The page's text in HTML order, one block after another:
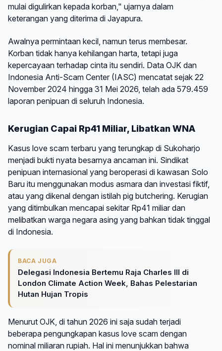
mulai digulirkan kepada korban," ujarnya dalam
keterangan yang diterima di Jayapura.
Awalnya permintaan kecil, namun terus membesar.
Korban tidak hanya kehilangan harta, tetapi juga
kepercayaan terhadap cinta itu sendiri. Data OJK dan
Indonesia Anti-Scam Center (IASC) mencatat sejak 22
November 2024 hingga 31 Mei 2026, telah ada 579.459
laporan penipuan di seluruh Indonesia.
Kerugian Capai Rp41 Miliar, Libatkan WNA
Kasus love scam terbaru yang terungkap di Sukoharjo
menjadi bukti nyata besarnya ancaman ini. Sindikat
penipuan internasional yang beroperasi di kawasan Solo
Baru itu menggunakan modus asmara dan investasi fiktif,
atau yang dikenal dengan istilah pig butchering. Kerugian
yang ditimbulkan mencapai sekitar Rp41 miliar dan
melibatkan warga negara asing yang bahkan tidak tinggal
di Indonesia.
BACA JUGA
Delegasi Indonesia Bertemu Raja Charles III di
London Climate Action Week, Bahas Pelestarian
Hutan Hujan Tropis
Menurut OJK, di tahun 2026 ini saja sudah terjadi
beberapa pengungkapan kasus love scam dengan
nominal miliaran rupiah. Hal ini menunjukkan bahwa